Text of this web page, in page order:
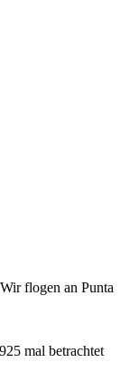
flogen an Punta
mal betrachtet